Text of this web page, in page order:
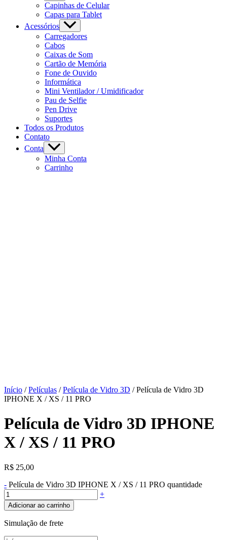
Capinhas de Celular
Capas para Tablet
Acessórios
Carregadores
Cabos
Caixas de Som
Cartão de Memória
Fone de Ouvido
Informática
Mini Ventilador / Umidificador
Pau de Selfie
Pen Drive
Suportes
Todos os Produtos
Contato
Conta
Minha Conta
Carrinho
Início /Películas /Película de Vidro 3D / Película de Vidro 3D
IPHONE X / XS / 11 PRO
Película de Vidro 3D IPHONE
X / XS / 11 PRO
R$ 25,00
- Película de Vidro 3D IPHONE X / XS / 11 PRO quantidade
+
Adicionar ao carrinho
Simulação de frete